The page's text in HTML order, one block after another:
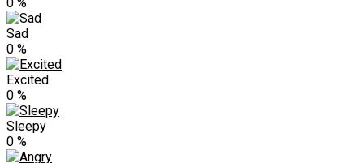
Sad
0 %
Excited
0 %
Sleepy
0 %